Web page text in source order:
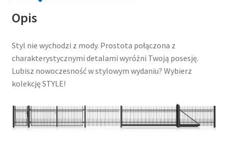
Opis
Styl nie wychodzi z mody. Prostota połączona z
charakterystycznymi detalami wyróżni Twoją posesję.
Lubisz nowoczesność w stylowym wydaniu? Wybierz
kolekcję STYLE!